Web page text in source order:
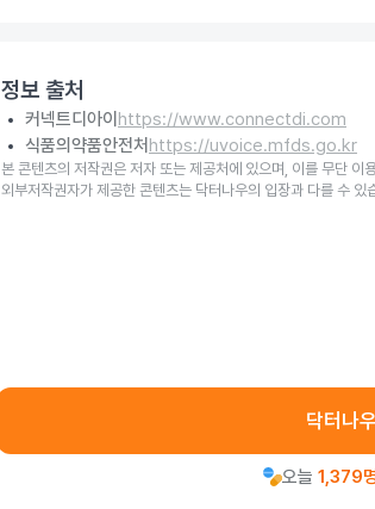
정보 출처
커넥트디아이 https://www.connectdi.com
식품의약품안전처 https://uvoice.mfds.go.kr
본 콘텐츠의 저작권은 저자 또는 제공처에 있으며, 이를 무단
외부저작권자가 제공한 콘텐츠는 닥터나우의 입장과 다를 수 있
닥터나
오늘 1,379